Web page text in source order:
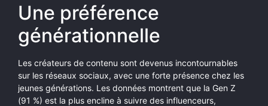
Une préférence
générationnelle
Les créateurs de contenu sont devenus incontournables
sur les réseaux sociaux, avec une forte présence chez les
jeunes générations. Les données montrent que la Gen Z
(91 %) est la plus encline à suivre des influenceurs,